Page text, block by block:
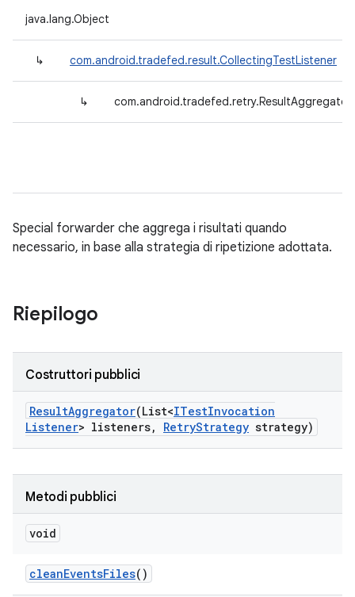
java.lang.Object
↳ com.android.tradefed.result.CollectingTestListener
↳ com.android.tradefed.retry.ResultAggregator
Special forwarder che aggrega i risultati quando
necessario, in base alla strategia di ripetizione adottata.
Riepilogo
Costruttori pubblici
ResultAggregator(List<ITestInvocation
Listener> listeners, RetryStrategy strategy)
Metodi pubblici
void
cleanEventsFiles()